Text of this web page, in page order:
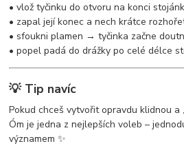
• vlož tyčinku do otvoru na konci
• zapal její konec a nech krátce
• sfoukni plamen → tyčinka začne
• popel padá do drážky po celé délce
💡 Tip navíc
Pokud chceš vytvořit opravdu klidnou a
Óm je jedna z nejlepších voleb –
významem ✨